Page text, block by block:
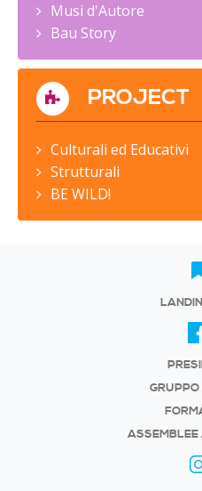
Musi d'Autore
Bau Story
PROJECT
Culturali ed Educativi
Strutturali
BE WILD!
GRUPPO
ASSEMBLEE